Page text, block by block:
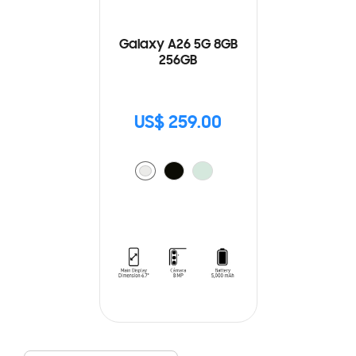
Galaxy A26 5G 8GB
256GB
US$ 259.00